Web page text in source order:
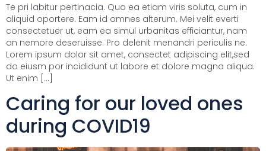
Te pri labitur pertinacia. Quo ea etiam viris soluta, cum in
aliquid oportere. Eam id omnes alterum. Mei velit everti
consectetuer ut, eam ea simul urbanitas efficiantur, nam
an nemore deseruisse. Pro delenit menandri periculis ne.
Lorem ipsum dolor sit amet, consectet adipiscing elit,sed
do eiusm por incididunt ut labore et dolore magna aliqua.
Ut enim […]
Caring for our loved ones
during COVID19